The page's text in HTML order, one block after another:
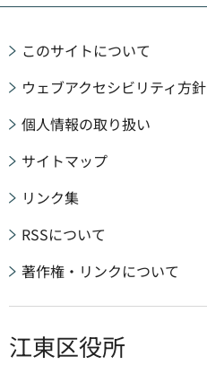
このサイトについて
ウェブアクセシビリティ方針
個人情報の取り扱い
サイトマップ
リンク集
RSSについて
著作権・リンクについて
江東区役所